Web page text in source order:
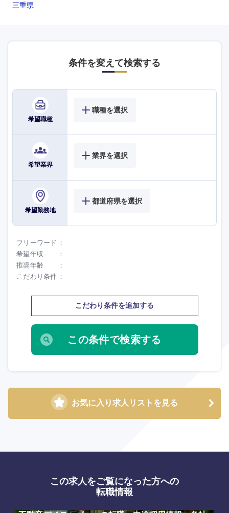
三重県
条件を変えて検索する
希望職種
職種を選択
希望業界
業界を選択
希望勤務地
都道府県を選択
フリーワード
希望年収
推奨年齢
こだわり条件
こだわり条件を追加する
お気に入り求人リストを見る
選択する
選択する
選択する
選択する
この求人をご覧になった方への
転職情報